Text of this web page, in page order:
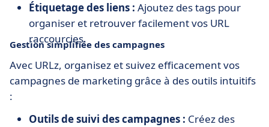
Étiquetage des liens : Ajoutez des tags pour
organiser et retrouver facilement vos URL
raccourcies.
Gestion simplifiée des campagnes
Avec URLz, organisez et suivez efficacement vos
campagnes de marketing grâce à des outils intuitifs
:
Outils de suivi des campagnes : Créez des